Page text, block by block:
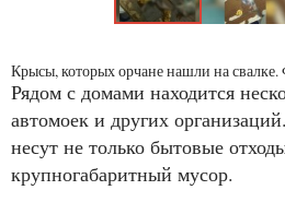
Крысы, которых орчане нашли на
Рядом с домами находится
автомоек и других
несут не только бытовые
крупногабаритный мусор.